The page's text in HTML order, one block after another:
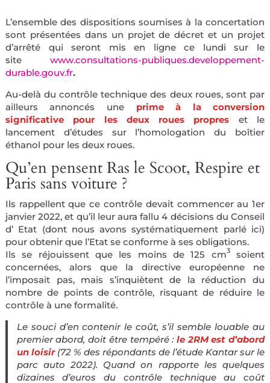
L’ensemble des dispositions soumises à la concertation
sont présentées dans un projet de décret et un projet
d’arrêté qui seront mis en ligne ce lundi sur le
site
www.consultations-publiques.developpement-
durable.gouv.fr.
Au-delà du contrôle technique des deux roues, sont par
ailleurs annoncés une
prime à la conversion
significative pour les deux roues propres
et le
lancement d’études sur l’homologation du boîtier
éthanol pour les deux roues.
Qu’en pensent Ras le Scoot, Respire et
Paris sans voiture ?
Ils rappellent que ce contrôle devait commencer au 1er
janvier 2022, et qu’il leur aura fallu 4 décisions du Conseil
d’ Etat (dont nous avons systématiquement parlé ici)
pour obtenir que l’Etat se conforme à ses obligations.
Ils se réjouissent que les moins de 125 cm3soient
concernées, alors que la directive européenne ne
l’imposait pas, mais s’inquiètent de la réduction du
nombre de points de contrôle, risquant de réduire le
contrôle à une formalité.
Le souci d’en contenir le coût, s’il semble louable au
premier abord, doit être tempéré : le 2RM est d’abord
un loisir(72 % des répondants de l’étude Kantar sur le
parc auto 2022). Quand on rapporte les quelques
dizaines d’euros du contrôle technique au coût